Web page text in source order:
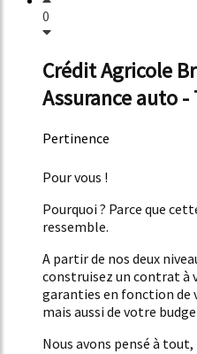
0
Crédit Agricole
Assurance auto -
Pertinence
Pour vous !
Pourquoi ? Parce que
ressemble.
A partir de nos deux
construisez un contrat à
garanties en fonction de
mais aussi de votre
Nous avons pensé à